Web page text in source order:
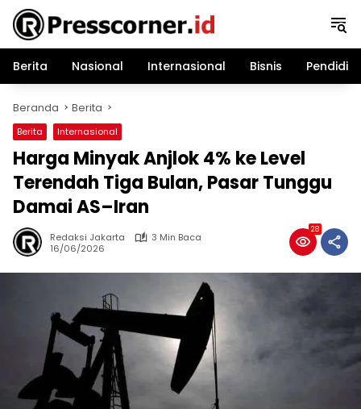
Langsung
konten
Berita
Nasional Internasional Bisnis
Beranda Berita
Berita Internasional
Harga Minyak Anjlok 4% ke Level
Terendah Tiga Bulan, Pasar Tunggu
Damai AS–Iran
Redaksi Jakarta
3 Min Baca
16/06/2026
28